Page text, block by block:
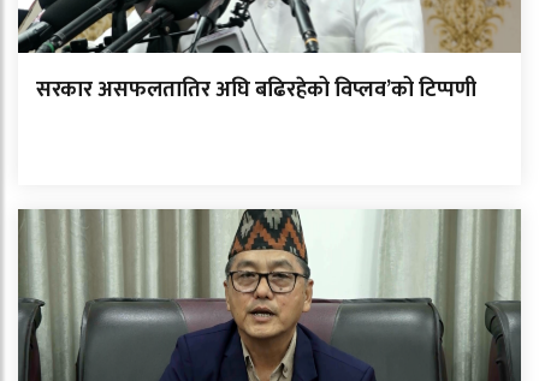
सरकार असफलतातिर अघि बढिरहेको विप्लव’को टिप्पणी